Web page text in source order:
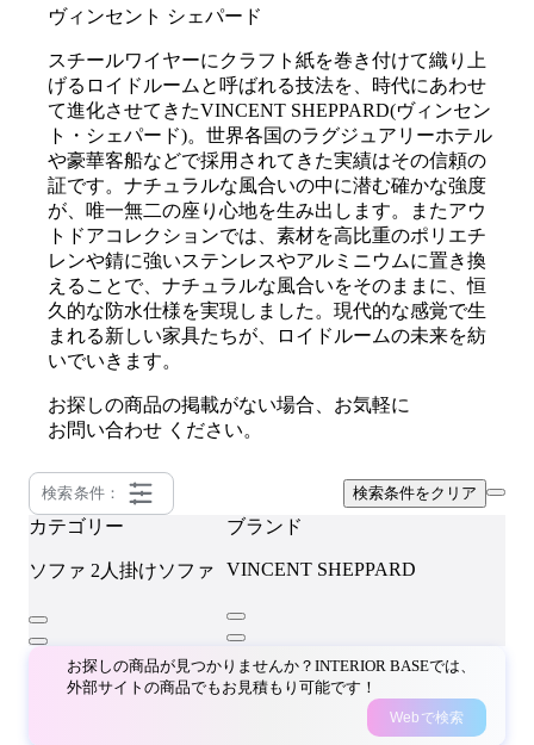
ヴィンセント シェパード
スチールワイヤーにクラフト紙を巻き付けて織り上
げるロイドルームと呼ばれる技法を、時代にあわせ
て進化させてきたVINCENT SHEPPARD(ヴィンセン
ト・シェパード)。世界各国のラグジュアリーホテル
や豪華客船などで採用されてきた実績はその信頼の
証です。ナチュラルな風合いの中に潜む確かな強度
が、唯一無二の座り心地を生み出します。またアウ
トドアコレクションでは、素材を高比重のポリエチ
レンや錆に強いステンレスやアルミニウムに置き換
えることで、ナチュラルな風合いをそのままに、恒
久的な防水仕様を実現しました。現代的な感覚で生
まれる新しい家具たちが、ロイドルームの未来を紡
いでいきます。
お探しの商品の掲載がない場合、お気軽に
お問い合わせ ください。
検索条件： 検索条件をクリア
カテゴリー
ソファ 2人掛けソファ
ブランド
VINCENT SHEPPARD
お探しの商品が見つかりませんか？INTERIOR BASEでは、
外部サイトの商品でもお見積もり可能です！
Webで検索